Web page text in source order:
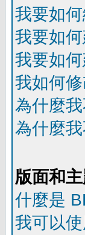
我要如
我要如
我要如
我如何
為什麼
為什麼
版面和
什麼是
我可以